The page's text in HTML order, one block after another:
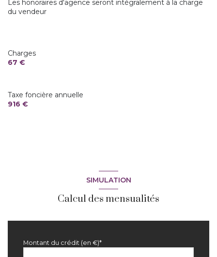
Les honoraires d'agence seront intégralement à la charge
du vendeur
Charges
67 €
Taxe foncière annuelle
916 €
SIMULATION
Calcul des mensualités
Montant du crédit (en €)*